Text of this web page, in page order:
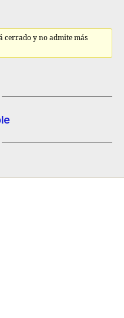
cerrado y no admite más